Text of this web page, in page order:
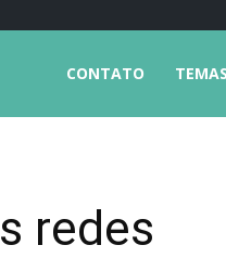
TEMAS
CONTATO
redes